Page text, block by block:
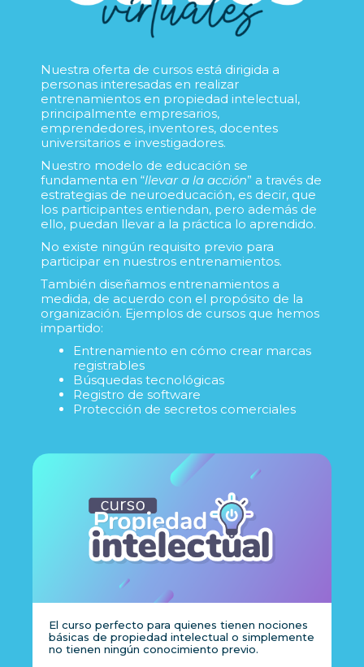
Nuestra oferta de cursos está dirigida a
personas interesadas en realizar
entrenamientos en propiedad intelectual,
principalmente empresarios,
emprendedores, inventores, docentes
universitarios e investigadores.
Nuestro modelo de educación se
fundamenta en “llevar a la acción” a través de
estrategias de neuroeducación, es decir, que
los participantes entiendan, pero además de
ello, puedan llevar a la práctica lo aprendido.
No existe ningún requisito previo para
participar en nuestros entrenamientos.
También diseñamos entrenamientos a
medida, de acuerdo con el propósito de la
organización. Ejemplos de cursos que hemos
impartido:
Entrenamiento en cómo crear marcas
registrables
Búsquedas tecnológicas
Registro de software
Protección de secretos comerciales
El curso perfecto para quienes tienen nociones
básicas de propiedad intelectual o simplemente
no tienen ningún conocimiento previo.